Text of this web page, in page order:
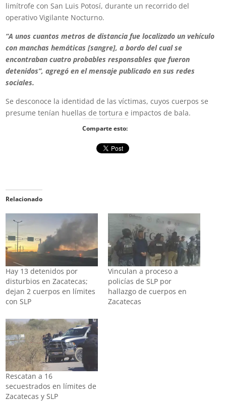
limítrofe con San Luis Potosí, durante un recorrido del
operativo Vigilante Nocturno.
“A unos cuantos metros de distancia fue localizado un vehículo
con manchas hemáticas [sangre], a bordo del cual se
encontraban cuatro probables responsables que fueron
detenidos”, agregó en el mensaje publicado en sus redes
sociales.
Se desconoce la identidad de las víctimas, cuyos cuerpos se
presume tenían huellas de tortura e impactos de bala.
Comparte esto:
Relacionado
Hay 13 detenidos por
disturbios en Zacatecas;
dejan 2 cuerpos en límites
con SLP
Vinculan a proceso a
policías de SLP por
hallazgo de cuerpos en
Zacatecas
Rescatan a 16
secuestrados en límites de
Zacatecas y SLP